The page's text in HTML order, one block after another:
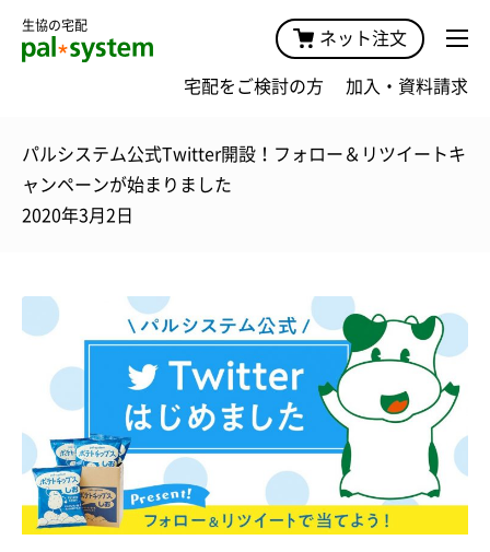
生協の宅配
ネット注文
宅配をご検討の方 加入・資料請求
パルシステム公式Twitter開設！フォロー＆リツイートキ
ャンペーンが始まりました
2020年3月2日